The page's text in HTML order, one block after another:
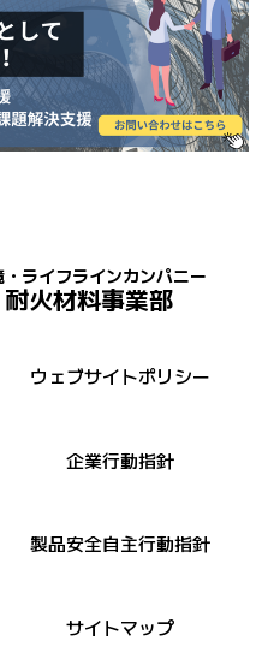
・ライフラインカンパニー
耐火材料事業部
ウェブサイトポリシー
企業行動指針
製品安全自主行動指針
サイトマップ